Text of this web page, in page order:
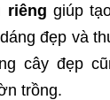
riêng giúp
đẹp và
cây đẹp
trồng.